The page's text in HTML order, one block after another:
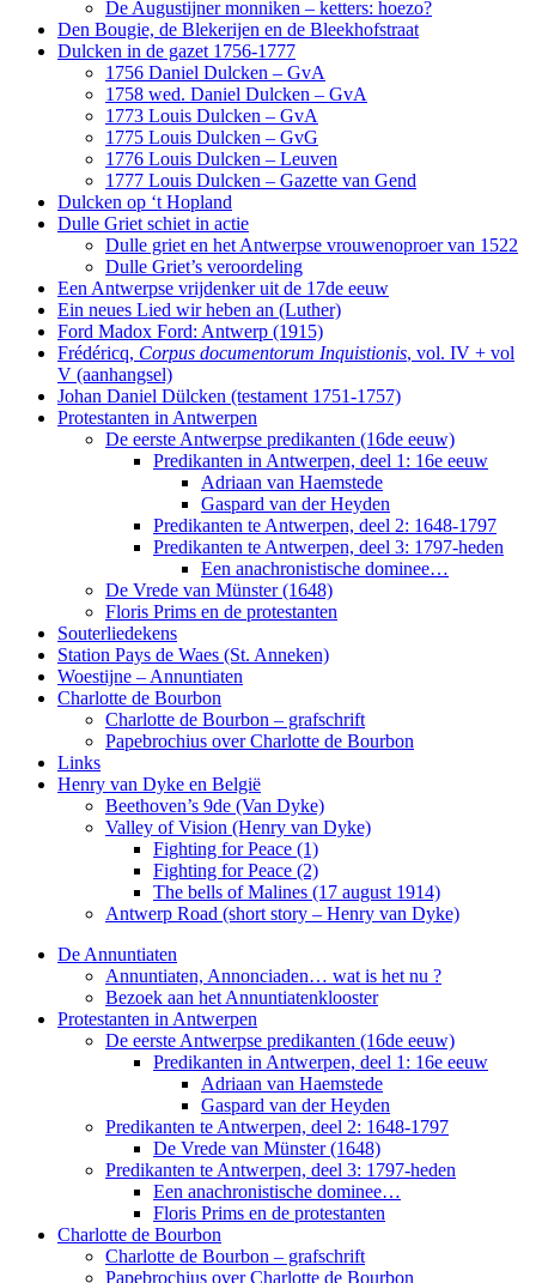
De Augustijner monniken – ketters: hoezo?
Den Bougie, de Blekerijen en de Bleekhofstraat
Dulcken in de gazet 1756-1777
1756 Daniel Dulcken – GvA
1758 wed. Daniel Dulcken – GvA
1773 Louis Dulcken – GvA
1775 Louis Dulcken – GvG
1776 Louis Dulcken – Leuven
1777 Louis Dulcken – Gazette van Gend
Dulcken op ‘t Hopland
Dulle Griet schiet in actie
Dulle griet en het Antwerpse vrouwenoproer van 1522
Dulle Griet’s veroordeling
Een Antwerpse vrijdenker uit de 17de eeuw
Ein neues Lied wir heben an (Luther)
Ford Madox Ford: Antwerp (1915)
Frédéricq, Corpus documentorum Inquistionis, vol. IV + vol
V (aanhangsel)
Johan Daniel Dülcken (testament 1751-1757)
Protestanten in Antwerpen
De eerste Antwerpse predikanten (16de eeuw)
Predikanten in Antwerpen, deel 1: 16e eeuw
Adriaan van Haemstede
Gaspard van der Heyden
Predikanten te Antwerpen, deel 2: 1648-1797
Predikanten te Antwerpen, deel 3: 1797-heden
Een anachronistische dominee…
De Vrede van Münster (1648)
Floris Prims en de protestanten
Souterliedekens
Station Pays de Waes (St. Anneken)
Woestijne – Annuntiaten
Charlotte de Bourbon
Charlotte de Bourbon – grafschrift
Papebrochius over Charlotte de Bourbon
Links
Henry van Dyke en België
Beethoven’s 9de (Van Dyke)
Valley of Vision (Henry van Dyke)
Fighting for Peace (1)
Fighting for Peace (2)
The bells of Malines (17 august 1914)
Antwerp Road (short story – Henry van Dyke)
De Annuntiaten
Annuntiaten, Annonciaden… wat is het nu ?
Bezoek aan het Annuntiatenklooster
Protestanten in Antwerpen
De eerste Antwerpse predikanten (16de eeuw)
Predikanten in Antwerpen, deel 1: 16e eeuw
Adriaan van Haemstede
Gaspard van der Heyden
Predikanten te Antwerpen, deel 2: 1648-1797
De Vrede van Münster (1648)
Predikanten te Antwerpen, deel 3: 1797-heden
Een anachronistische dominee…
Floris Prims en de protestanten
Charlotte de Bourbon
Charlotte de Bourbon – grafschrift
Papebrochius over Charlotte de Bourbon